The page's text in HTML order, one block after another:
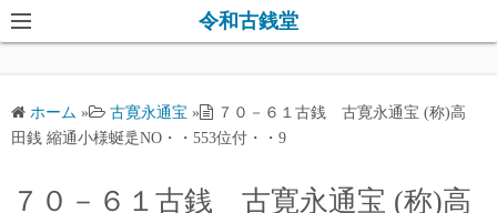
コ
ン
ツ
令和古銭堂
ホーム » 古寛永通宝 »
７０－６１古銭 古寛永通宝 (称)高
田銭 縮通小様蜒辵NO・・553位付・・9
７０－６１古銭 古寛永通宝 (称)高